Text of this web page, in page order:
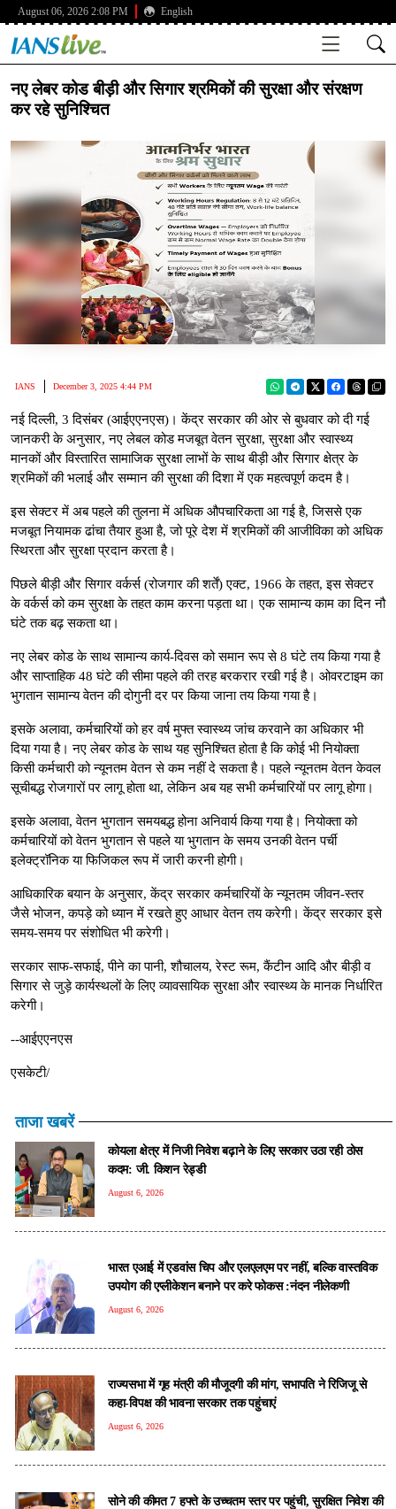
August 06, 2026 2:08 PM English
नए लेबर कोड बीड़ी और सिगार श्रमिकों की सुरक्षा और संरक्षण
कर रहे सुनिश्चित
IANS December 3, 2025 4:44 PM
नई दिल्ली, 3 दिसंबर (आईएएनएस)। केंद्र सरकार की ओर से बुधवार को दी गई
जानकरी के अनुसार, नए लेबल कोड मजबूत वेतन सुरक्षा, सुरक्षा और स्वास्थ्य
मानकों और विस्तारित सामाजिक सुरक्षा लाभों के साथ बीड़ी और सिगार क्षेत्र के
श्रमिकों की भलाई और सम्मान की सुरक्षा की दिशा में एक महत्वपूर्ण कदम है।
इस सेक्टर में अब पहले की तुलना में अधिक औपचारिकता आ गई है, जिससे एक
मजबूत नियामक ढांचा तैयार हुआ है, जो पूरे देश में श्रमिकों की आजीविका को अधिक
स्थिरता और सुरक्षा प्रदान करता है।
पिछले बीड़ी और सिगार वर्कर्स (रोजगार की शर्तें) एक्ट, 1966 के तहत, इस सेक्टर
के वर्कर्स को कम सुरक्षा के तहत काम करना पड़ता था। एक सामान्य काम का दिन नौ
घंटे तक बढ़ सकता था।
नए लेबर कोड के साथ सामान्य कार्य-दिवस को समान रूप से 8 घंटे तय किया गया है
और साप्ताहिक 48 घंटे की सीमा पहले की तरह बरकरार रखी गई है। ओवरटाइम का
भुगतान सामान्य वेतन की दोगुनी दर पर किया जाना तय किया गया है।
इसके अलावा, कर्मचारियों को हर वर्ष मुफ्त स्वास्थ्य जांच करवाने का अधिकार भी
दिया गया है। नए लेबर कोड के साथ यह सुनिश्चित होता है कि कोई भी नियोक्ता
किसी कर्मचारी को न्यूनतम वेतन से कम नहीं दे सकता है। पहले न्यूनतम वेतन केवल
सूचीबद्ध रोजगारों पर लागू होता था, लेकिन अब यह सभी कर्मचारियों पर लागू होगा।
इसके अलावा, वेतन भुगतान समयबद्ध होना अनिवार्य किया गया है। नियोक्ता को
कर्मचारियों को वेतन भुगतान से पहले या भुगतान के समय उनकी वेतन पर्ची
इलेक्ट्रॉनिक या फिजिकल रूप में जारी करनी होगी।
आधिकारिक बयान के अनुसार, केंद्र सरकार कर्मचारियों के न्यूनतम जीवन-स्तर
जैसे भोजन, कपड़े को ध्यान में रखते हुए आधार वेतन तय करेगी। केंद्र सरकार इसे
समय-समय पर संशोधित भी करेगी।
सरकार साफ-सफाई, पीने का पानी, शौचालय, रेस्ट रूम, कैंटीन आदि और बीड़ी व
सिगार से जुड़े कार्यस्थलों के लिए व्यावसायिक सुरक्षा और स्वास्थ्य के मानक निर्धारित
करेगी।
--आईएएनएस
एसकेटी/
ताजा खबरें
कोयला क्षेत्र में निजी निवेश बढ़ाने के लिए सरकार उठा रही ठोस
कदम: जी. किशन रेड्डी
August 6, 2026
भारत एआई में एडवांस चिप और एलएलएम पर नहीं, बल्कि वास्तविक
उपयोग की एप्लीकेशन बनाने पर करे फोकस :नंदन नीलेकणी
August 6, 2026
राज्यसभा में गृह मंत्री की मौजूदगी की मांग, सभापति ने रिजिजू से
कहा-विपक्ष की भावना सरकार तक पहुंचाएं
August 6, 2026
सोने की कीमत 7 हफ्ते के उच्चतम स्तर पर पहुंची, सुरक्षित निवेश की